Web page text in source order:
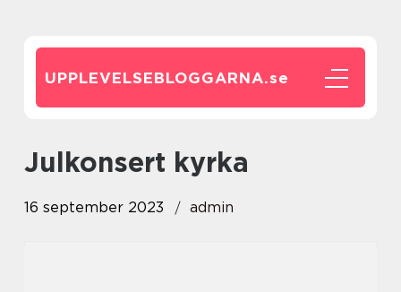
UPPLEVELSEBLOGGARNA.se
julkonsert kyrka
16 september 2023 admin